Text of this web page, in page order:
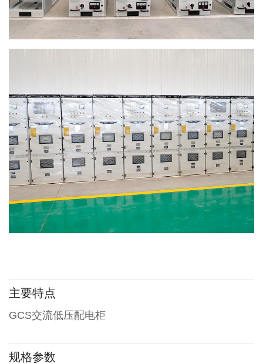
主要特点
GCS交流低压配电柜
规格参数